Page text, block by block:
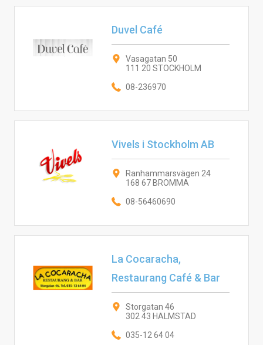
Duvel Café
Vasagatan 50
111 20 STOCKHOLM
08-236970
Vivels i Stockholm AB
Ranhammarsvägen 24
168 67 BROMMA
08-56460690
La Cocaracha,
Restaurang Café & Bar
Storgatan 46
302 43 HALMSTAD
035-12 64 04